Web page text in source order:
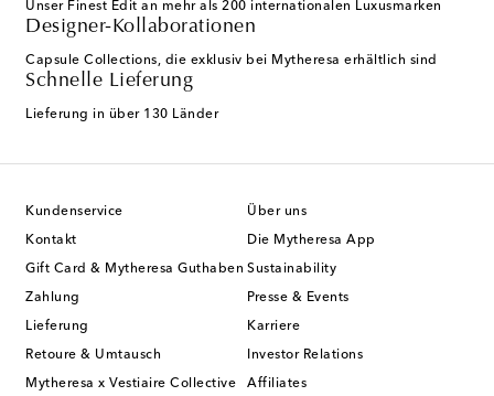
Unser Finest Edit an mehr als 200 internationalen Luxusmarken
Designer-Kollaborationen
Capsule Collections, die exklusiv bei Mytheresa erhältlich sind
Schnelle Lieferung
Lieferung in über 130 Länder
Kundenservice
Kontakt
Gift Card & Mytheresa Guthaben
Zahlung
Lieferung
Retoure & Umtausch
Mytheresa x Vestiaire Collective
Über uns
Die Mytheresa App
Sustainability
Presse & Events
Karriere
Investor Relations
Affiliates